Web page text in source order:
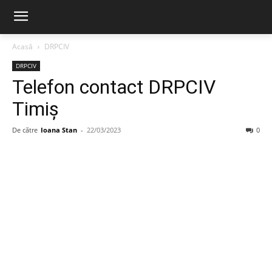
Acasă DRPCIV
DRPCIV
Telefon contact DRPCIV
Timiș
De către Ioana Stan - 22/03/2023 0